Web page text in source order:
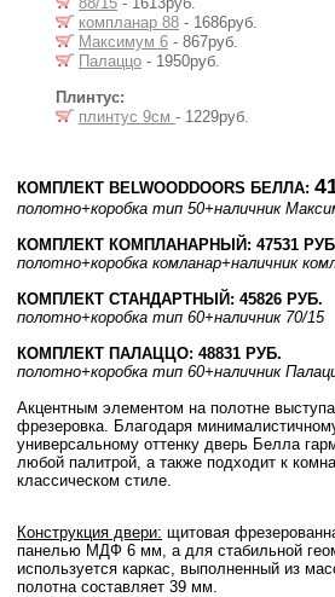
компланар 88 - 1686руб.
Максимум 6 - 867руб.
Палаццо - 1950руб.
Плинтус:
плинтус 9см - 1229руб.
КОМПЛЕКТ BELWOODDOORS БЕЛЛА:
полотно+коробка тип 50+наличник
КОМПЛЕКТ КОМПЛАНАРНЫЙ: 47531
полотно+коробка комланар+наличник
КОМПЛЕКТ СТАНДАРТНЫЙ: 45826 РУБ.
полотно+коробка тип 60+наличник 70/15
КОМПЛЕКТ ПАЛАЦЦО: 48831 РУБ.
полотно+коробка тип 60+наличник
Акцентным элементом на полотне
фрезеровка. Благодаря
универсальному оттенку дверь Белла
любой палитрой, а также подходит к
классическом стиле.
Конструкция двери: щитовая
панелью МДФ 6 мм, а для стабильной
используется каркас, выполненный из
полотна составляет 39 мм.